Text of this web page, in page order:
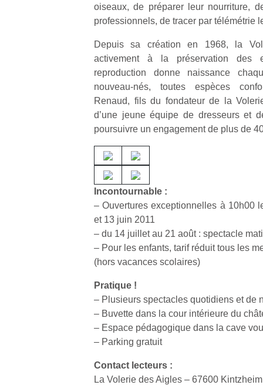
oiseaux, de préparer leur nourriture,
professionnels, de tracer par télémétrie
Depuis sa création en 1968, la
activement à la préservation des
reproduction donne naissance
nouveau-nés, toutes espèces
Renaud, fils du fondateur de la
d’une jeune équipe de dresseurs et
poursuivre un engagement de plus de
Incontournable :
– Ouvertures exceptionnelles à 10h00
et 13 juin 2011
– du 14 juillet au 21 août : spectacle
– Pour les enfants, tarif réduit tous les
(hors vacances scolaires)
Pratique !
– Plusieurs spectacles quotidiens et de
– Buvette dans la cour intérieure du
– Espace pédagogique dans la cave
– Parking gratuit
Contact lecteurs :
La Volerie des Aigles – 67600 Kintzheim
à
NextGen, Des